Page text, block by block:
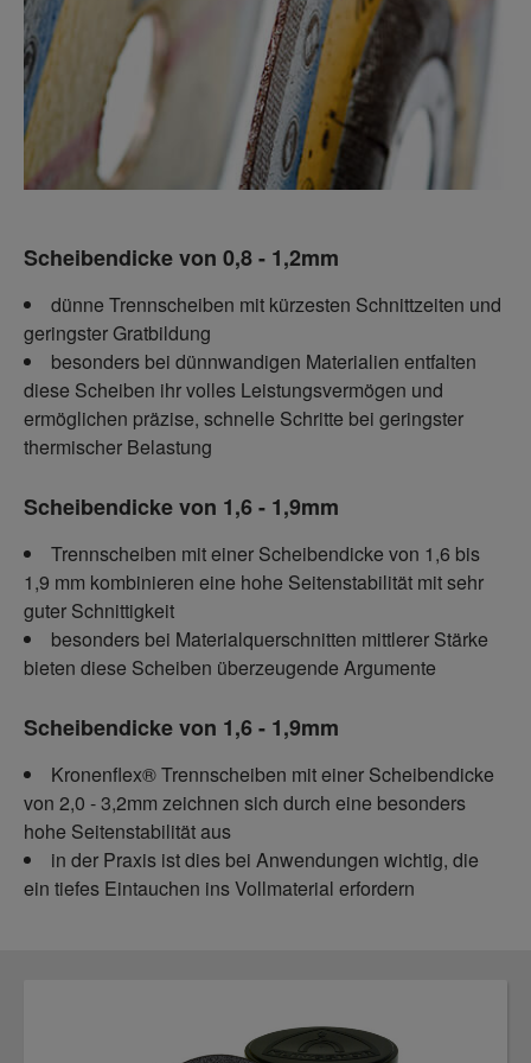
Scheibendicke von 0,8 - 1,2mm
dünne Trennscheiben mit kürzesten Schnittzeiten und
geringster Gratbildung
besonders bei dünnwandigen Materialien entfalten
diese Scheiben ihr volles Leistungsvermögen und
ermöglichen präzise, schnelle Schritte bei geringster
thermischer Belastung
Scheibendicke von 1,6 - 1,9mm
Trennscheiben mit einer Scheibendicke von 1,6 bis
1,9 mm kombinieren eine hohe Seitenstabilität mit sehr
guter Schnittigkeit
besonders bei Materialquerschnitten mittlerer Stärke
bieten diese Scheiben überzeugende Argumente
Scheibendicke von 1,6 - 1,9mm
Kronenflex® Trennscheiben mit einer Scheibendicke
von 2,0 - 3,2mm zeichnen sich durch eine besonders
hohe Seitenstabilität aus
in der Praxis ist dies bei Anwendungen wichtig, die
ein tiefes Eintauchen ins Vollmaterial erfordern